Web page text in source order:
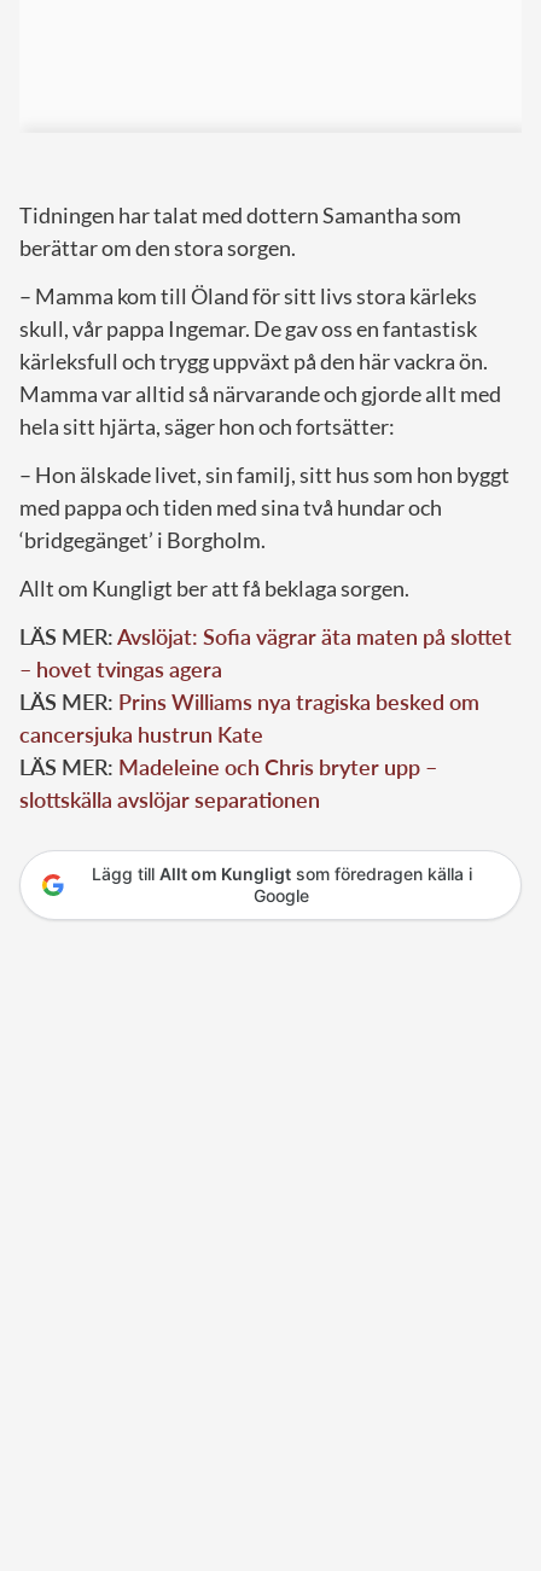
Tidningen har talat med dottern Samantha som
berättar om den stora sorgen.
– Mamma kom till Öland för sitt livs stora kärleks
skull, vår pappa Ingemar. De gav oss en fantastisk
kärleksfull och trygg uppväxt på den här vackra ön.
Mamma var alltid så närvarande och gjorde allt med
hela sitt hjärta, säger hon och fortsätter:
– Hon älskade livet, sin familj, sitt hus som hon byggt
med pappa och tiden med sina två hundar och
‘bridgegänget’ i Borgholm.
Allt om Kungligt ber att få beklaga sorgen.
LÄS MER:Avslöjat: Sofia vägrar äta maten på slottet
– hovet tvingas agera
LÄS MER: Prins Williams nya tragiska besked om
cancersjuka hustrun Kate
LÄS MER: Madeleine och Chris bryter upp –
slottskälla avslöjar separationen
Lägg till Allt om Kungligtsom föredragen källa i
Google